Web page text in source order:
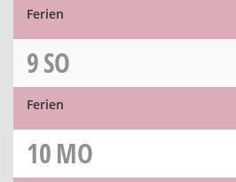
Ferien
9SO
Ferien
10MO